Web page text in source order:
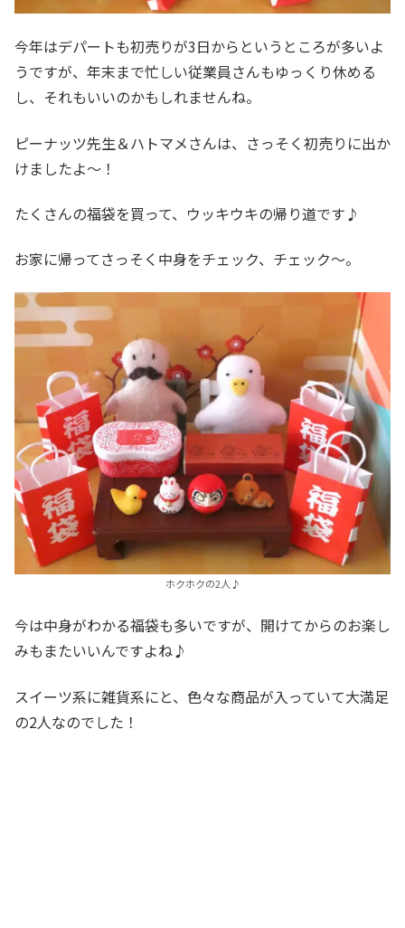
今年はデパートも初売りが3日からというところが多いよ
うですが、年末まで忙しい従業員さんもゆっくり休める
し、それもいいのかもしれませんね。
ピーナッツ先生＆ハトマメさんは、さっそく初売りに出か
けましたよ～！
たくさんの福袋を買って、ウッキウキの帰り道です♪
お家に帰ってさっそく中身をチェック、チェック～。
ホクホクの2人♪
今は中身がわかる福袋も多いですが、開けてからのお楽し
みもまたいいんですよね♪
スイーツ系に雑貨系にと、色々な商品が入っていて大満足
の2人なのでした！